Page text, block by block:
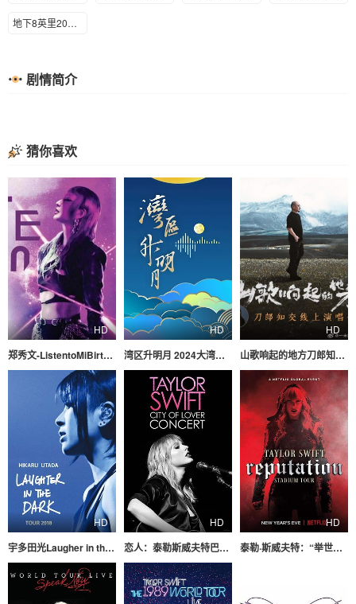
地下8英里2020-2021赛季总决赛
剧情简介
猜你喜欢
HD
郑秀文-ListentoMiBirthdayGig演唱会
HD
湾区升明月 2024大湾区电影音乐晚会
HD
山歌响起的地方刀郎知交线上演唱会
HD
宇多田光Laugher in the Dark 2018 巡回演唱会
HD
恋人：泰勒斯威夫特巴黎演唱会
HD
泰勒·斯威夫特：“举世盛名”巡回演唱会